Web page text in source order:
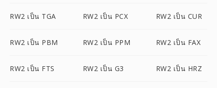
RW2 เป็น TGA RW2 เป็น PCX RW2 เป็น CUR
RW2 เป็น PBM RW2 เป็น PPM RW2 เป็น FAX
RW2 เป็น FTS RW2 เป็น G3 RW2 เป็น HRZ